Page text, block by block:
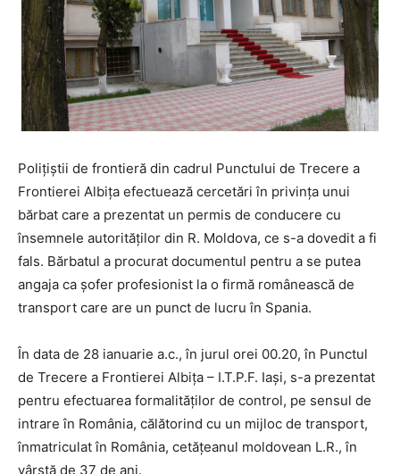
Poliţiştii de frontieră din cadrul Punctului de Trecere a
Frontierei Albiţa efectuează cercetări în privinţa unui
bărbat care a prezentat un permis de conducere cu
însemnele autorităților din R. Moldova, ce s-a dovedit a fi
fals. Bărbatul a procurat documentul pentru a se putea
angaja ca şofer profesionist la o firmă românească de
transport care are un punct de lucru în Spania.
În data de 28 ianuarie a.c., în jurul orei 00.20, în Punctul
de Trecere a Frontierei Albiţa – I.T.P.F. Iași, s-a prezentat
pentru efectuarea formalităților de control, pe sensul de
intrare în România, călătorind cu un mijloc de transport,
înmatriculat în România, cetăţeanul moldovean L.R., în
vârstă de 37 de ani.